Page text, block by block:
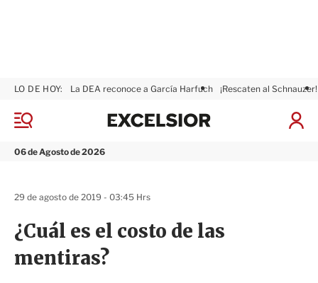
M
n
06 de Agosto de 2026
LO DE HOY: La DEA reconoce a García Harfuch ¡Rescaten al Schnauzer!
I
x
¿Cuál es el costo de las
mentiras?
29 de agosto de 2019 - 03:45 Hrs